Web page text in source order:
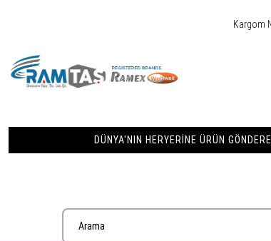
Kargom
DÜNYA'NIN HERYERINE ÜRÜN